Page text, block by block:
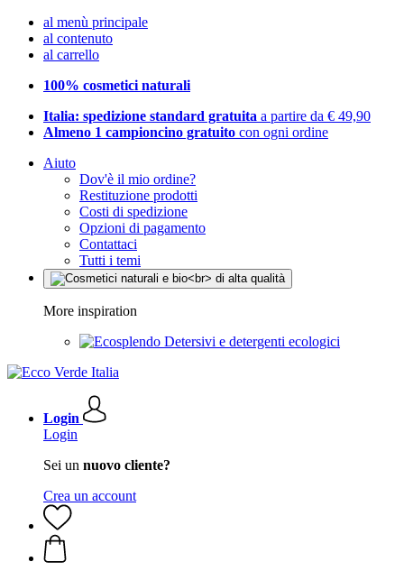
al menù principale
al contenuto
al carrello
100% cosmetici naturali
Italia: spedizione standard gratuita a partire da € 49,90
Almeno 1 campioncino gratuito con ogni ordine
Aiuto
Dov'è il mio ordine?
Restituzione prodotti
Costi di spedizione
Opzioni di pagamento
Contattaci
Tutti i temi
More inspiration
Detersivi e detergenti ecologici
Login
Login
Sei un nuovo cliente?
Crea un account